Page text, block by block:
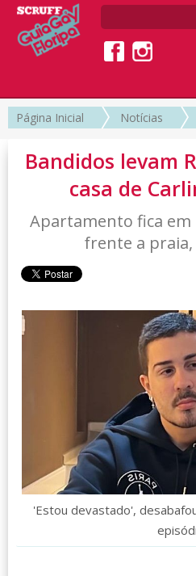
Página Inicial Notícias
Bandidos levam
casa de
Apartamento fica
frente a praia,
'Estou devastado',